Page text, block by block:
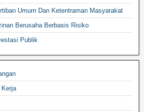
Umum Dan Ketentraman Masyarakat
Berusaha Berbasis Risiko
Publik
Kerja